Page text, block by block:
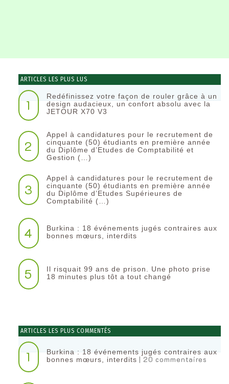
ARTICLES LES PLUS LUS
1
Redéfinissez votre façon de rouler grâce à un
design audacieux, un confort absolu avec la
JETOUR X70 V3
2
Appel à candidatures pour le recrutement de
cinquante (50) étudiants en première année
du Diplôme d’Etudes de Comptabilité et
Gestion (…)
3
Appel à candidatures pour le recrutement de
cinquante (50) étudiants en première année
du Diplôme d’Etudes Supérieures de
Comptabilité (…)
4
Burkina : 18 événements jugés contraires aux
bonnes mœurs, interdits
5
Il risquait 99 ans de prison. Une photo prise
18 minutes plus tôt a tout changé
ARTICLES LES PLUS COMMENTÉS
1
Burkina : 18 événements jugés contraires aux
bonnes mœurs, interdits | 20 commentaires